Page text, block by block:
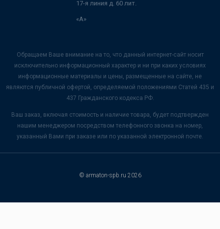
17-я линия д. 60 лит.
«А»
Обращаем Ваше внимание на то, что данный интернет-сайт носит
исключительно информационный характер и ни при каких условиях
информационные материалы и цены, размещенные на сайте, не
являются публичной офертой, определяемой положениями Статей 435 и
437 Гражданского кодекса РФ.
Ваш заказ, включая стоимость и наличие товара, будет подтвержден
нашим менеджером посредством телефонного звонка на номер,
указанный Вами при заказе или по указанной электронной почте.
© armaton-spb.ru 2026